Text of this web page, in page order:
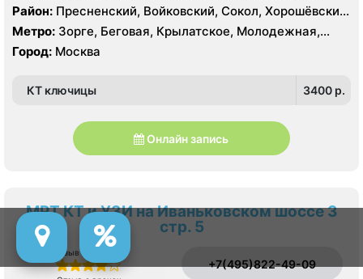
Район: Пресненский, Войковский, Сокол, Хорошёвский,
Крылатское, Кунцево, Филёвский Парк, Северное
Тушино, Строгино, Хорошёво-Мнёвники, Щукино,
Южное Тушино
Метро: Зорге, Беговая, Крылатское, Молодежная,
Октябрьское поле, Панфиловская, Полежаевская,
Хорошево, Хорошевская, ЦСКА, Щукинская, Мнёвники,
Город: Москва
КТ ключицы 3400 p.
Онлайн запись
МРТ КТ и УЗИ на Иваньковском шоссе 3
стр. 5
Отзыв о сервисе
+7(495)822-49-09